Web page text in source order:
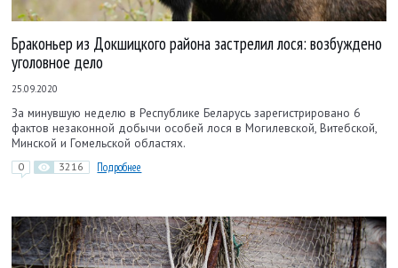
Браконьер из Докшицкого района застрелил лося: возбуждено
уголовное дело
25.09.2020
За минувшую неделю в Республике Беларусь зарегистрировано 6
фактов незаконной добычи особей лося в Могилевской, Витебской,
Минской и Гомельской областях.
0 3216 Подробнее